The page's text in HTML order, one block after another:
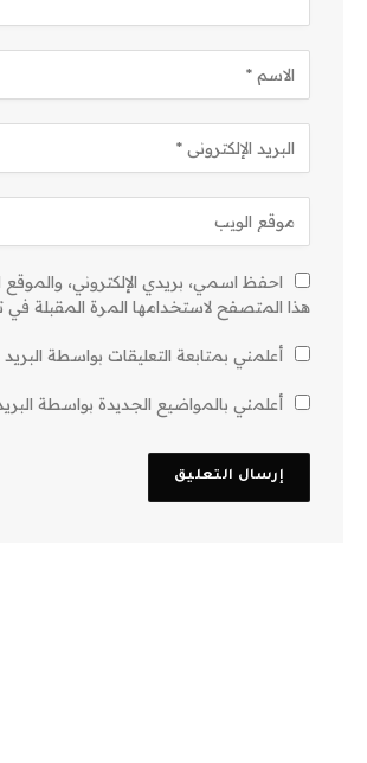
احفظ اسمي، بريدي الإلكتروني، والموقع
هذا المتصفح لاستخدامها المرة المقبلة في
أعلمني بمتابعة التعليقات بواسطة البريد
أعلمني بالمواضيع الجديدة بواسطة البريد